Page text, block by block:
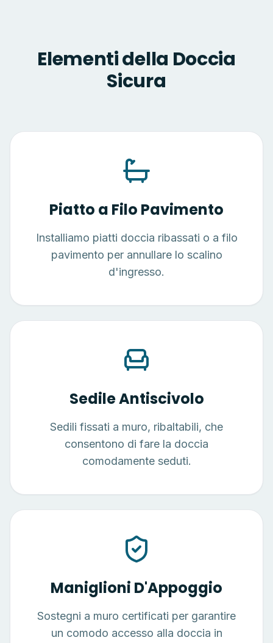
Elementi della Doccia
Sicura
Piatto a Filo Pavimento
Installiamo piatti doccia ribassati o a filo
pavimento per annullare lo scalino
d'ingresso.
Sedile Antiscivolo
Sedili fissati a muro, ribaltabili, che
consentono di fare la doccia
comodamente seduti.
Maniglioni D'Appoggio
Sostegni a muro certificati per garantire
un comodo accesso alla doccia in